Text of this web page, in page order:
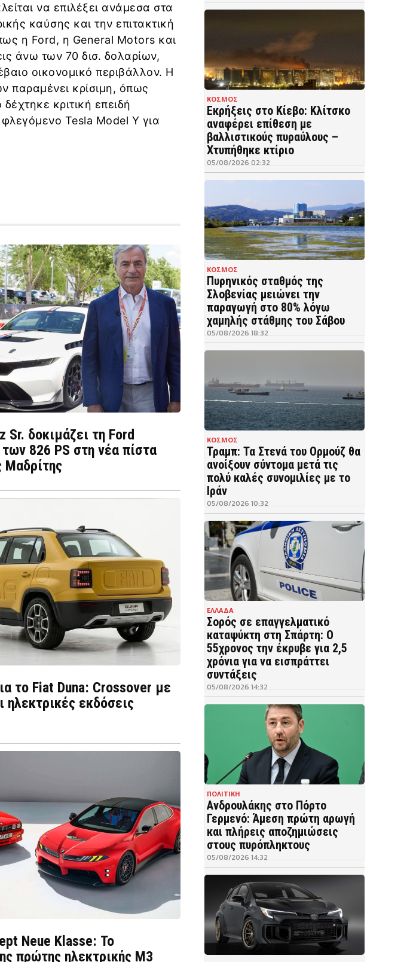
να επιλέξει ανάμεσα στα
καύσης και την επιτακτική
η Ford, η General Motors και
άνω των 70 δισ. δολαρίων,
οικονομικό περιβάλλον. Η
παραμένει κρίσιμη, όπως
κριτική επειδή
Tesla Model Y για
Sr. δοκιμάζει τη Ford
826 PS στη νέα πίστα
Μαδρίτης
το Fiat Duna: Crossover με
ηλεκτρικές εκδόσεις
Neue Klasse: Το
πρώτης ηλεκτρικής M3
ΚΟΣΜΟΣ
Εκρήξεις στο Κίεβο: Κλίτσκο
αναφέρει επίθεση με
βαλλιστικούς πυραύλους –
Χτυπήθηκε κτίριο
05/08/2026 02:32
ΚΟΣΜΟΣ
Πυρηνικός σταθμός της
Σλοβενίας μειώνει την
παραγωγή στο 80% λόγω
χαμηλής στάθμης του Σάβου
05/08/2026 18:32
ΚΟΣΜΟΣ
Τραμπ: Τα Στενά του Ορμούζ θα
ανοίξουν σύντομα μετά τις
πολύ καλές συνομιλίες με το
Ιράν
05/08/2026 10:32
ΕΛΛΑΔΑ
Σορός σε επαγγελματικό
καταψύκτη στη Σπάρτη: Ο
55χρονος την έκρυβε για 2,5
χρόνια για να εισπράττει
συντάξεις
05/08/2026 14:32
ΠΟΛΙΤΙΚΗ
Ανδρουλάκης στο Πόρτο
Γερμενό: Άμεση πρώτη αρωγή
και πλήρεις αποζημιώσεις
στους πυρόπληκτους
05/08/2026 14:32